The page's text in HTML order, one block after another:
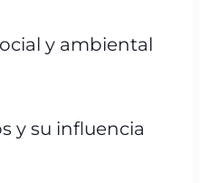
y ambiental
y su influencia